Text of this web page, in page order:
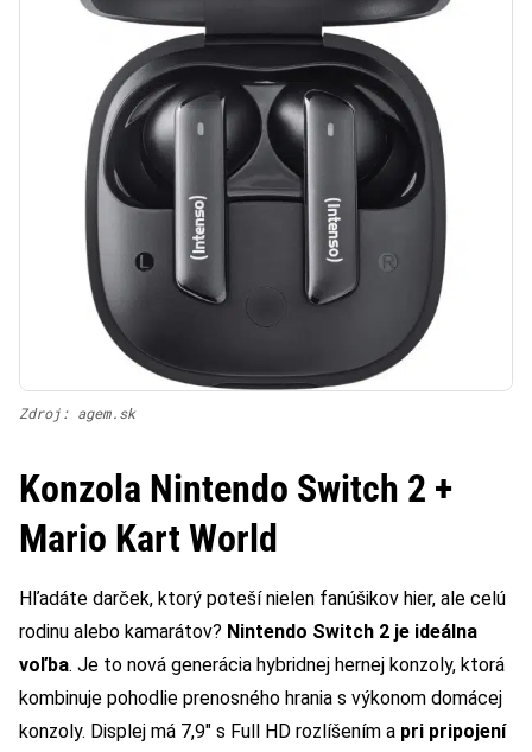
Zdroj: agem.sk
Konzola Nintendo Switch 2 +
Mario Kart World
Hľadáte darček, ktorý poteší nielen fanúšikov hier, ale celú
rodinu alebo kamarátov? Nintendo Switch 2 je ideálna
voľba. Je to nová generácia hybridnej hernej konzoly, ktorá
kombinuje pohodlie prenosného hrania s výkonom domácej
konzoly. Displej má 7,9″ s Full HD rozlíšením a pri pripojení